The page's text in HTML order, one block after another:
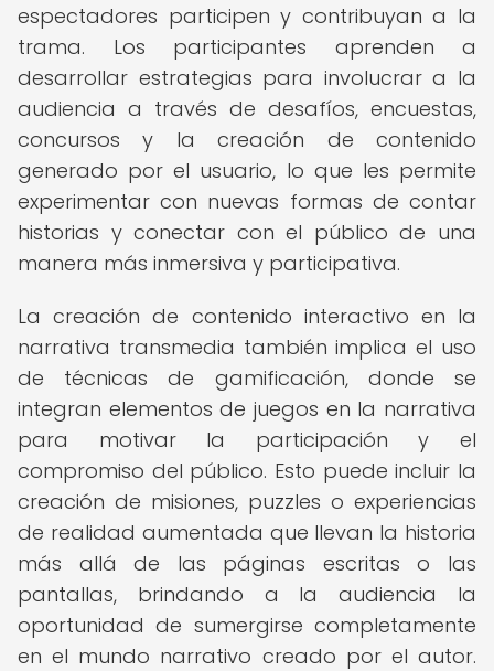
espectadores participen y contribuyan a la
trama. Los participantes aprenden a
desarrollar estrategias para involucrar a la
audiencia a través de desafíos, encuestas,
concursos y la creación de contenido
generado por el usuario, lo que les permite
experimentar con nuevas formas de contar
historias y conectar con el público de una
manera más inmersiva y participativa.
La creación de contenido interactivo en la
narrativa transmedia también implica el uso
de técnicas de gamificación, donde se
integran elementos de juegos en la narrativa
para motivar la participación y el
compromiso del público. Esto puede incluir la
creación de misiones, puzzles o experiencias
de realidad aumentada que llevan la historia
más allá de las páginas escritas o las
pantallas, brindando a la audiencia la
oportunidad de sumergirse completamente
en el mundo narrativo creado por el autor.